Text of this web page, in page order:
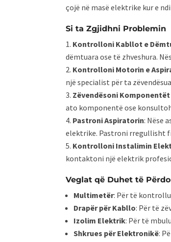
çojë në masë elektrike kur e
Si ta Zgjidhni Problemin
Kontrolloni Kabllot e
dëmtuara ose të zhveshura.
Kontrolloni Motorin e
një specialist për ta
Zëvendësoni
ato komponentë ose
Pastroni Aspiratorin: Nëse
elektrike. Pastroni rregullisht
Kontrolloni Instalimin
kontaktoni një elektrik
Veglat që Duhet të
Multimetër: Për të
Drapër për Kabllo: Për të
Izolim Elektrik: Për të
Shkrues për Elektronikë: